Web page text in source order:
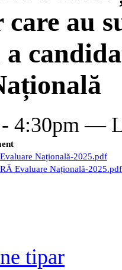
au
- 4:30pm —
Națională-2025.pdf
Evaluare Națională-2025.pdf
tipar